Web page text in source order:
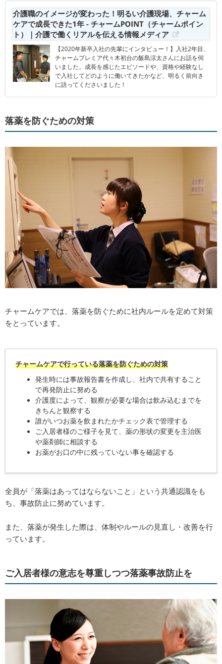
介護職のイメージが変わった！明るい介護現場、チャーム
ケアで成長できた1年 - チャームPOINT（チャームポイン
ト）｜介護で働くリアルを伝える情報メディア
【2020年新卒入社の先輩にインタビュー！】入社2年目、
チャームプレミア代々木初台の飯島涼太さんにお話を伺
いました。成長を感じたエピソードや、資格や経験なし
で入社してどのように働いてきたかなど、明るく前向き
に語ってくださいました！
落薬を防ぐための対策
チャームケアでは、落薬を防ぐために社内ルールを定めて対策
をとっています。
チャームケアで行っている落薬を防ぐための対策
発生時には事故報告書を作成し、社内で共有すること
で再発防止に努める
介護度によって、観察が必要な場合は飲み込むまでを
きちんと観察する
誰がいつお薬を飲まれたかチェック表で管理する
ご入居者様のご様子を見て、薬の形状の変更を主治医
や薬剤師に相談する
お薬がお口の中に残っていない事を確認する
全員が「落薬はあってはならないこと」という共通認識をも
ち、事故防止に努めています。
また、落薬が発生した際は、体制やルールの見直し・改善を行
っています。
ご入居者様の意志を尊重しつつ落薬事故防止を